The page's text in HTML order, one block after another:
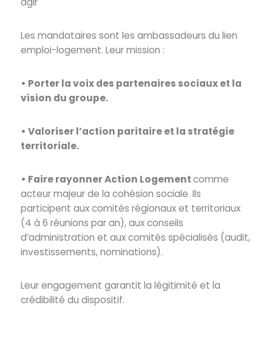
Les mandataires sont les ambassadeurs du lien
emploi-logement. Leur mission :
• Porter la voix des partenaires sociaux et la
vision du groupe.
• Valoriser l’action paritaire et la stratégie
territoriale.
• Faire rayonner Action Logementcomme
acteur majeur de la cohésion sociale. Ils
participent aux comités régionaux et territoriaux
(4 à 6 réunions par an), aux conseils
d’administration et aux comités spécialisés (audit,
investissements, nominations).
Leur engagement garantit la légitimité et la
crédibilité du dispositif.